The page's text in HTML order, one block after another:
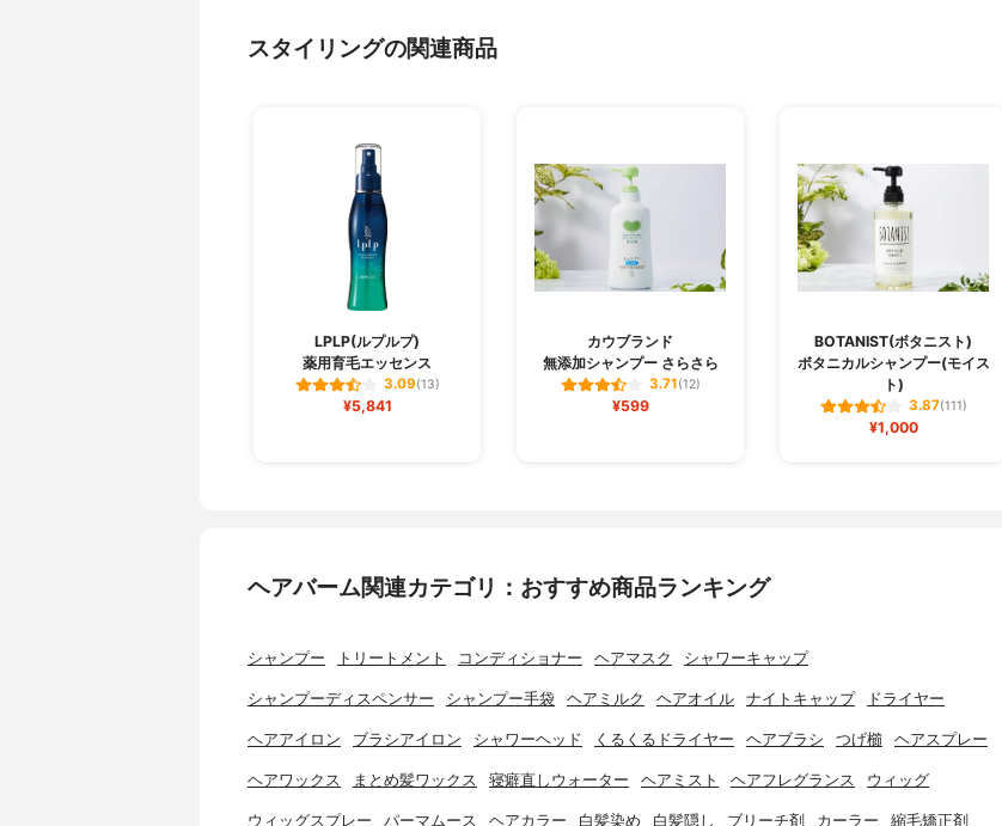
スタイリングの関連商品
LPLP(ルプルプ)
薬用育毛エッセンス
3.09(13)
¥5,841
カウブランド
無添加シャンプー さらさら
3.71(12)
¥599
BOTANIST(ボタニスト)
ボタニカルシャンプー(モイス
ト)
3.87(111)
¥1,000
ヘアバーム関連カテゴリ：おすすめ商品ランキング
シャンプー トリートメント コンディショナー ヘアマスク シャワーキャップ
シャンプーディスペンサー シャンプー手袋 ヘアミルク ヘアオイル ナイトキャップ ドライヤー
ヘアアイロン ブラシアイロン シャワーヘッド くるくるドライヤー ヘアブラシ つげ櫛 ヘアスプレー
ヘアワックス まとめ髪ワックス 寝癖直しウォーター ヘアミスト ヘアフレグランス ウィッグ
ウィッグスプレー パーマムース ヘアカラー 白髪染め 白髪隠し ブリーチ剤 カーラー 縮毛矯正剤